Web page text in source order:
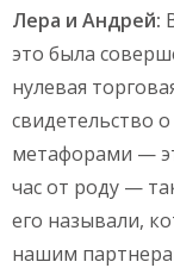
Лера и Андрей:
это была
нулевая
свидетельство
метафорами —
час от роду —
его называли,
нашим